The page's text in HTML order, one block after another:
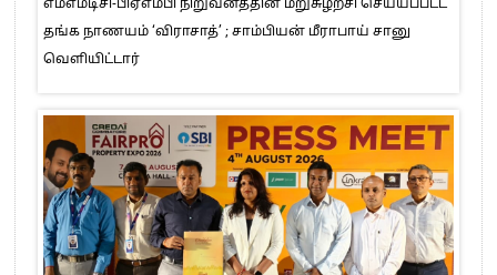
எம்எம்டிசி-பிஏஎம்பி நிறுவனத்தின் மறுசுழற்சி செய்யப்பட்ட
தங்க நாணயம் ‘விராசாத்’ ; சாம்பியன் மீராபாய் சானு
வெளியிட்டார்